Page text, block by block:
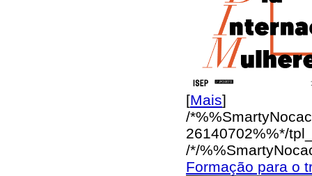
[Mais]
/
26140702%%*/
/*/
Formação para o